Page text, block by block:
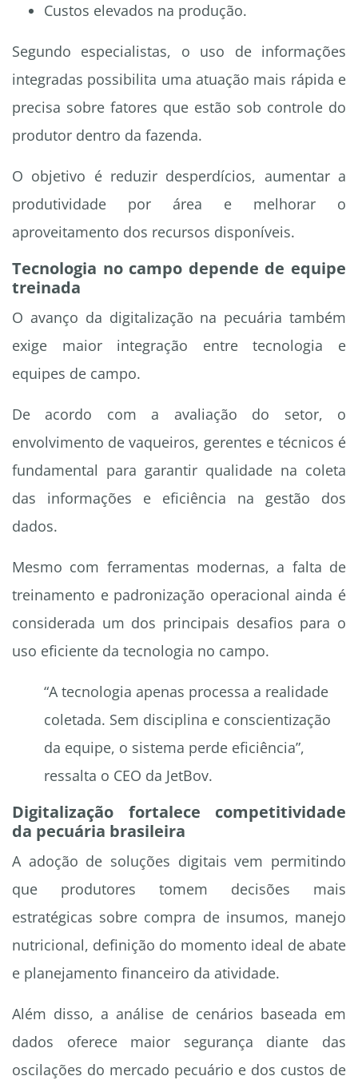
Custos elevados na produção.
Segundo especialistas, o uso de informações
integradas possibilita uma atuação mais rápida e
precisa sobre fatores que estão sob controle do
produtor dentro da fazenda.
O objetivo é reduzir desperdícios, aumentar a
produtividade por área e melhorar o
aproveitamento dos recursos disponíveis.
Tecnologia no campo depende de equipe
treinada
O avanço da digitalização na pecuária também
exige maior integração entre tecnologia e
equipes de campo.
De acordo com a avaliação do setor, o
envolvimento de vaqueiros, gerentes e técnicos é
fundamental para garantir qualidade na coleta
das informações e eficiência na gestão dos
dados.
Mesmo com ferramentas modernas, a falta de
treinamento e padronização operacional ainda é
considerada um dos principais desafios para o
uso eficiente da tecnologia no campo.
“A tecnologia apenas processa a realidade
coletada. Sem disciplina e conscientização
da equipe, o sistema perde eficiência”,
ressalta o CEO da JetBov.
Digitalização fortalece competitividade
da pecuária brasileira
A adoção de soluções digitais vem permitindo
que produtores tomem decisões mais
estratégicas sobre compra de insumos, manejo
nutricional, definição do momento ideal de abate
e planejamento financeiro da atividade.
Além disso, a análise de cenários baseada em
dados oferece maior segurança diante das
oscilações do mercado pecuário e dos custos de